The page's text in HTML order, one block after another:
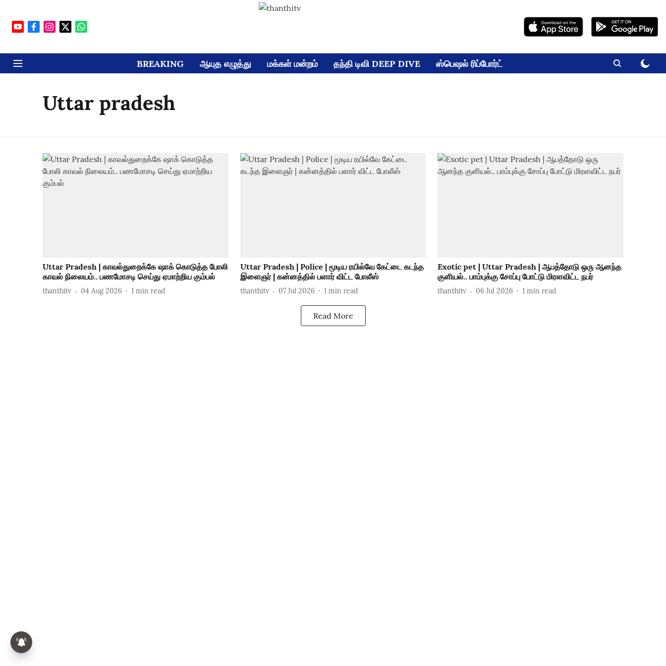
BREAKING ஆயுத எழுத்து மக்கள் மன்றம் தந்தி டிவி DEEP DIVE ஸ்பெஷல் ரிப்போர்ட்
Uttar pradesh
Uttar Pradesh | காவல்துறைக்கே ஷாக் கொடுத்த போலி
காவல் நிலையம்.. பணமோசடி செய்து ஏமாற்றிய கும்பல்
thanthitv 04 Aug 2026 1 min read
Uttar Pradesh | Police | மூடிய ரயில்வே கேட்டை கடந்த
இளைஞர் | கன்னத்தில் பளார் விட்ட போலீஸ்
thanthitv 07 Jul 2026 1 min read
Exotic pet | Uttar Pradesh | ஆபத்தோடு ஒரு ஆனந்த
குளியல்.. பாம்புக்கு சோப்பு போட்டு மிரளவிட்ட நபர்
thanthitv 06 Jul 2026 1 min read
Read More